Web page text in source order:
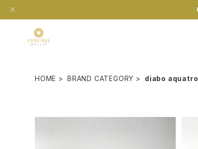
HOME BRAND CATEGORY diabo aquatro